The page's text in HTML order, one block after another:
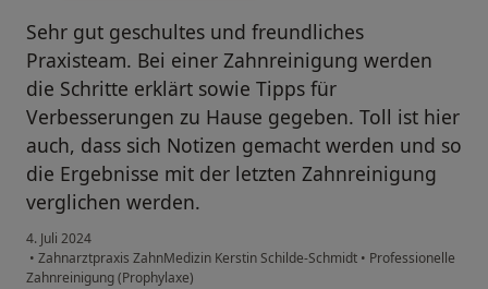
Sehr gut geschultes und freundliches
Praxisteam. Bei einer Zahnreinigung werden
die Schritte erklärt sowie Tipps für
Verbesserungen zu Hause gegeben. Toll ist hier
auch, dass sich Notizen gemacht werden und so
die Ergebnisse mit der letzten Zahnreinigung
verglichen werden.
4. Juli 2024
• Zahnarztpraxis ZahnMedizin Kerstin Schilde-Schmidt • Professionelle
Zahnreinigung (Prophylaxe)